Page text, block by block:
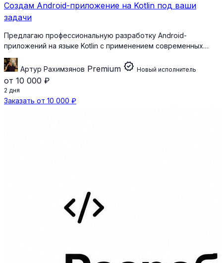
Создам Android-приложение на Kotlin под ваши
задачи
Предлагаю профессиональную разработку Android-
приложений на языке Kotlin с применением современных…
Артур Рахимзянов Premium verified Новый исполнитель
от 10 000 ₽
2 дня
Заказать от 10 000 ₽